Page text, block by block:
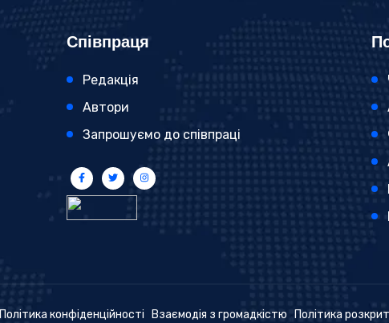
Співпраця
Редакція
Автори
Запрошуємо до співпраці
Політика конфіденційності Взаємодія з громадкістю Політика